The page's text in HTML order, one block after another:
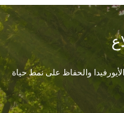
والحفاظ على نمط حياة